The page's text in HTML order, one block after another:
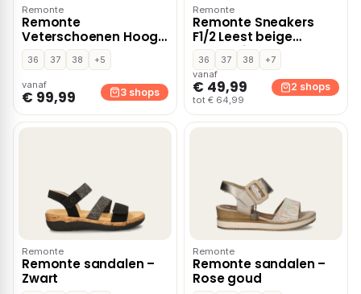
Remonte
Remonte
Veterschoenen Hoog
– Zwart
36 37 38 +5
vanaf
€ 99,99 3 shops
Remonte
Remonte Sneakers
F1/2 Leest beige
Synthetisch
36 37 38
+7
vanaf
€ 49,99
tot € 64,99
2 shops
Remonte
Remonte sandalen –
Zwart
Remonte
Remonte sandalen –
Rose goud